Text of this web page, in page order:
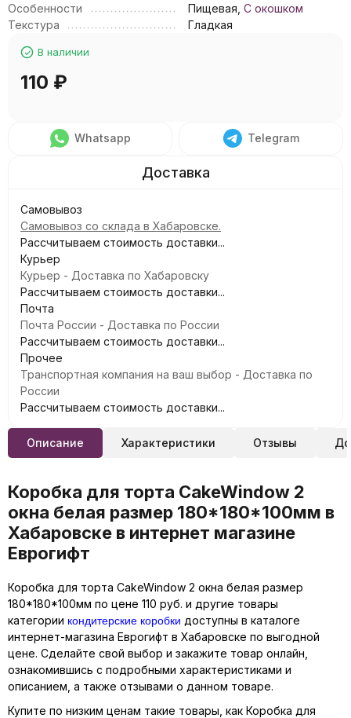
Особенности
Пищевая, С окошком
Текстура
Гладкая
В наличии
110 ₽
Whatsapp Telegram
Самовывоз
Самовывоз со склада в Хабаровске.
Рассчитываем стоимость доставки...
Курьер
Курьер - Доставка по Хабаровску
Рассчитываем стоимость доставки...
Почта
Почта России - Доставка по России
Рассчитываем стоимость доставки...
Прочее
Транспортная компания на ваш выбор - Доставка по
России
Рассчитываем стоимость доставки...
Описание Характеристики Отзывы
Коробка для торта CakeWindow 2
окна белая размер 180*180*100мм в
Хабаровске в интернет магазине
Еврогифт
Коробка для торта CakeWindow 2 окна белая размер
180*180*100мм по цене 110 руб. и другие товары
категории кондитерские коробки доступны в каталоге
интернет-магазина Еврогифт в Хабаровске по выгодной
цене. Сделайте свой выбор и закажите товар онлайн,
ознакомившись с подробными характеристиками и
описанием, а также отзывами о данном товаре.
Купите по низким ценам такие товары, как Коробка для